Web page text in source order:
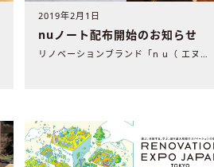
2019年2月1日
nuノート配布開始のお知らせ